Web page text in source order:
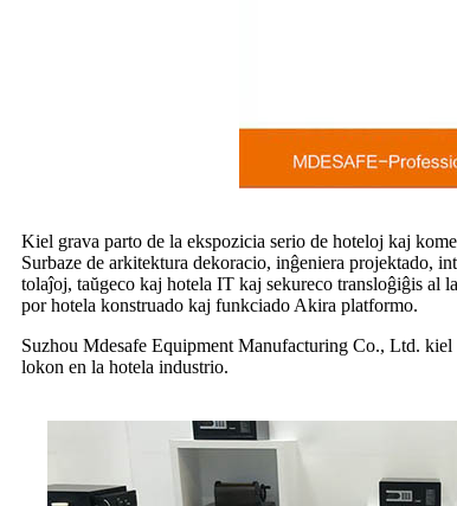
Kiel grava parto de la ekspozicia serio de hoteloj kaj
Surbaze de arkitektura dekoracio, inĝeniera projektado,
tolaĵoj, taŭgeco kaj hotela IT kaj sekureco transloĝiĝis al
por hotela konstruado kaj funkciado Akira platformo.
Suzhou Mdesafe Equipment Manufacturing Co., Ltd.
lokon en la hotela industrio.